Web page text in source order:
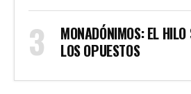
MONADÓNIMOS: EL HILO
LOS OPUESTOS